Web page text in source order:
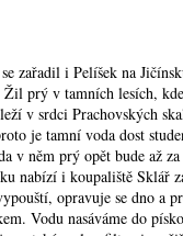
zařadil i Pelíšek na
Žil prý v tamních lesích,
v srdci Prachovských
je tamní voda dost
v něm prý opět bude až
nabízí i koupaliště Sklář
opravuje se dno a
Vodu nasáváme do